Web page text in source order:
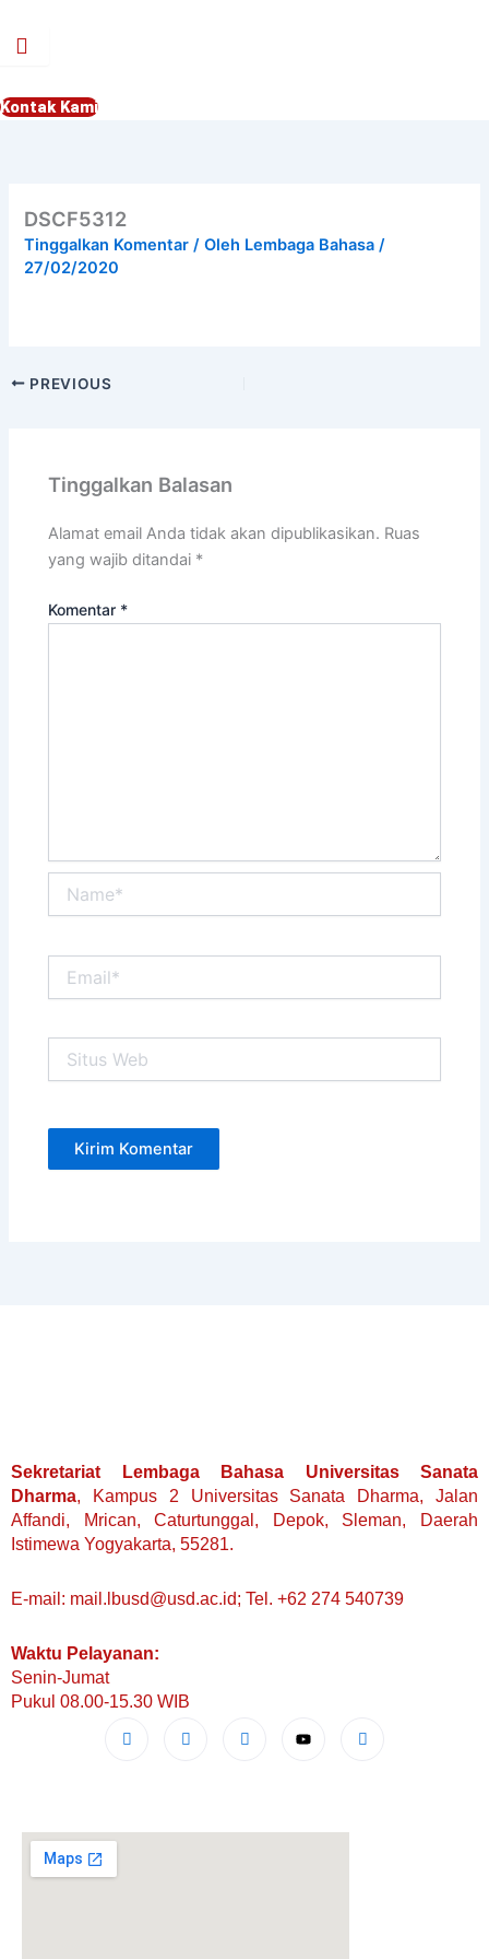
Kontak Kami
DSCF5312
Tinggalkan Komentar / Oleh Lembaga Bahasa/
27/02/2020
PREVIOUS
Tinggalkan Balasan
Alamat email Anda tidak akan dipublikasikan. Ruas
yang wajib ditandai *
Komentar *
Web
Sekretariat Lembaga Bahasa Universitas Sanata
Dharma, Kampus 2 Universitas Sanata Dharma, Jalan
Affandi, Mrican, Caturtunggal, Depok, Sleman, Daerah
Istimewa Yogyakarta, 55281.
E-mail: mail.lbusd@usd.ac.id; Tel. +62 274 540739
Waktu Pelayanan:
Senin-Jumat
Pukul 08.00-15.30 WIB